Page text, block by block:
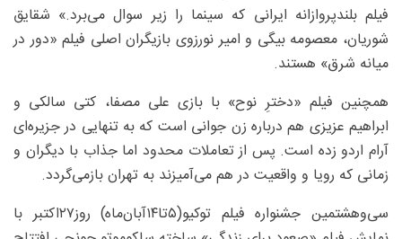
فیلم بلندپروازانه ایرانی که سینما را زیر سوال می‌برد.» شقایق
شوریان، معصومه بیگی و امیر نورزوی بازیگران اصلی فیلم «دور در
میانه شرق» هستند.
همچنین فیلم «دخترِ نوح» با بازی علی مصفا، کتی سالکی و
ابراهیم عزیزی هم درباره زن جوانی است که به تنهایی در جزیره‌ای
آرام اردو زده است. پس از تعاملات محدود اما جذاب با دیگران و
زمانی که رویا و واقعیت در هم می‌آمیزند به تهران بازمی‌گردد.
سی‌وهشتمین جشنواره فیلم توکیو(۵تا۱۴آبان‌‌ماه) روز۲۷اکتبر با